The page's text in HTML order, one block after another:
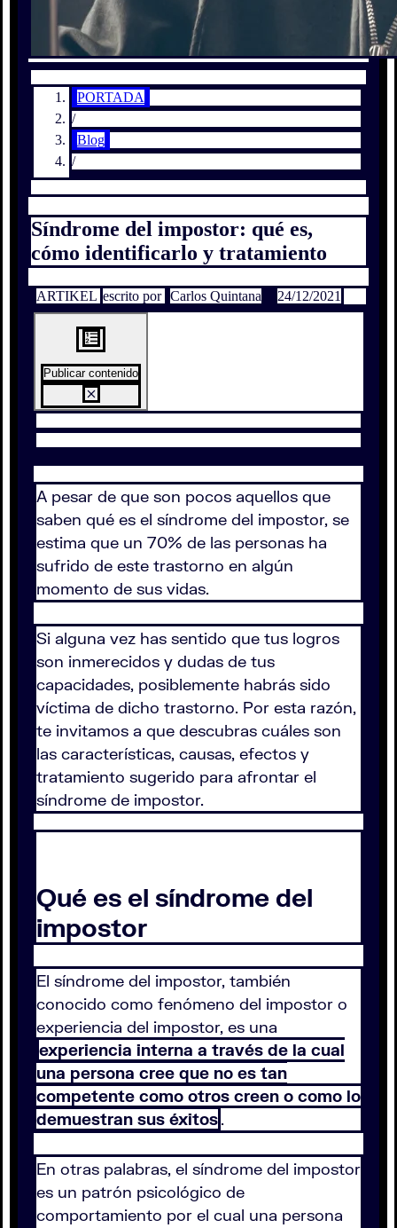
PORTADA
/
Blog
/
Síndrome del impostor: qué es,
cómo identificarlo y tratamiento
ARTIKEL escrito por Carlos Quintana 24/12/2021
Publicar contenido
A pesar de que son pocos aquellos que
saben qué es el síndrome del impostor, se
estima que un 70% de las personas ha
sufrido de este trastorno en algún
momento de sus vidas.
Si alguna vez has sentido que tus logros
son inmerecidos y dudas de tus
capacidades, posiblemente habrás sido
víctima de dicho trastorno. Por esta razón,
te invitamos a que descubras cuáles son
las características, causas, efectos y
tratamiento sugerido para afrontar el
síndrome de impostor.
Qué es el síndrome del
impostor
El síndrome del impostor, también
conocido como fenómeno del impostor o
experiencia del impostor, es una
experiencia interna a través de la cual
una persona cree que no es tan
competente como otros creen o como lo
demuestran sus éxitos.
En otras palabras, el síndrome del impostor
es un patrón psicológico de
comportamiento por el cual una persona